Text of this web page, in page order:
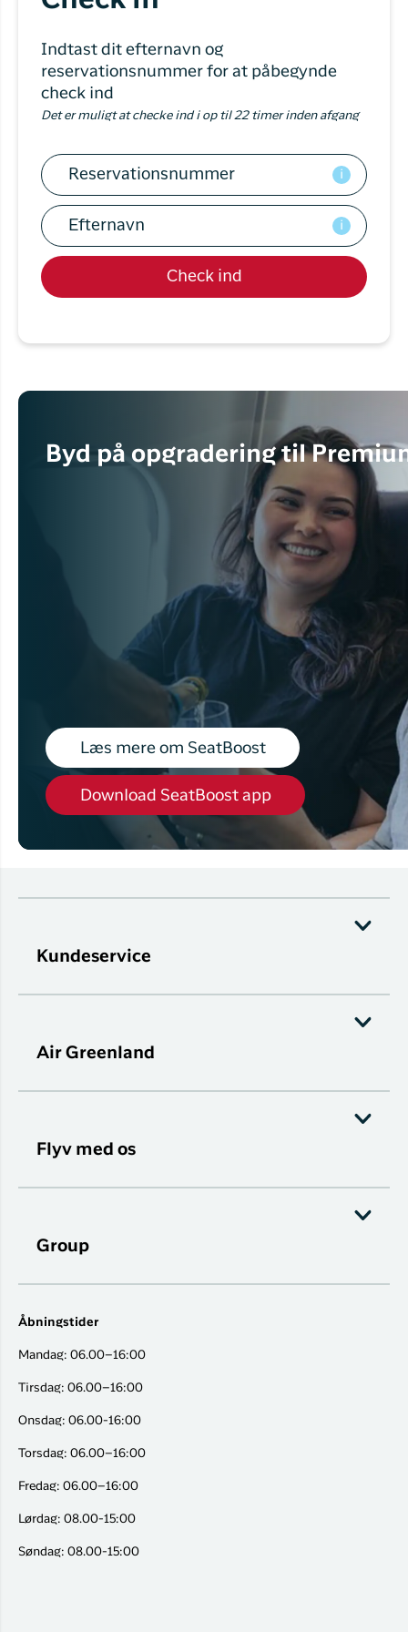
Flyrejser til
Har du glemt din adgangskode?
Ny Profil
Tilmeld dig gratis Club Timmisa og få en
klubbenher.
Tilmeld dig Club Timmisa
Indtast dit efternavn og
reservationsnummer for at påbegynde
check ind
Det er muligt at checke ind i op til 22 timer inden afgang
i
i
Check ind
Byd på opgradering til
Læs mere om SeatBoost
Download SeatBoost app
Kundeservice
Air Greenland
Flyv med os
Group
Åbningstider
Mandag: 06.00–16:00
Tirsdag: 06.00–16:00
Onsdag: 06.00-16:00
Torsdag: 06.00–16:00
Fredag: 06.00–16:00
Lørdag: 08.00-15:00
Søndag: 08.00-15:00